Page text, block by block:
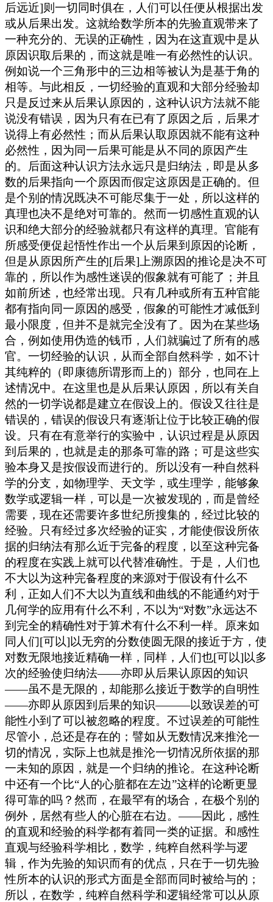
后远近]则一切同时俱在，人们可以任便从根据出发
或从后果出发。这就给数学所本的先验直观带来了
一种充分的、无误的正确性，因为在这直观中是从
原因识取后果的，而这就是唯一有必然性的认识。
例如说一个三角形中的三边相等被认为是基于角的
相等。与此相反，一切经验的直观和大部分经验却
只是反过来从后果认原因的，这种认识方法就不能
说没有错误，因为只有在已有了原因之后，后果才
说得上有必然性；而从后果认取原因就不能有这种
必然性，因为同一后果可能是从不同的原因产生
的。后面这种认识方法永远只是归纳法，即是从多
数的后果指向一个原因而假定这原因是正确的。但
是个别的情况既决不可能尽集于一处，所以这样的
真理也决不是绝对可靠的。然而一切感性直观的认
识和绝大部分的经验就都只有这样的真理。官能有
所感受便促起悟性作出一个从后果到原因的论断，
但是从原因所产生的[后果]上溯原因的推论是决不可
靠的，所以作为感性迷误的假象就有可能了；并且
如前所述，也经常出现。只有几种或所有五种官能
都有指向同一原因的感受，假象的可能性才减低到
最小限度，但并不是就完全没有了。因为在某些场
合，例如使用伪造的钱币，人们就骗过了所有的感
官。一切经验的认识，从而全部自然科学，如不计
其纯粹的（即康德所谓形而上的）部分，也同在上
述情况中。在这里也是从后果认原因，所以有关自
然的一切学说都是建立在假设上的。假设又往往是
错误的，错误的假设只有逐渐让位于比较正确的假
设。只有在有意举行的实验中，认识过程是从原因
到后果的，也就是走的那条可靠的路；可是这些实
验本身又是按假设而进行的。所以没有一种自然科
学的分支，如物理学、天文学，或生理学，能够象
数学或逻辑一样，可以是一次被发现的，而是曾经
需要，现在还需要许多世纪所搜集的，经过比较的
经验。只有经过多次经验的证实，才能使假设所依
据的归纳法有那么近于完备的程度，以至这种完备
的程度在实践上就可以代替准确性。于是，人们也
不大以为这种完备程度的来源对于假设有什么不
利，正如人们不大以为直线和曲线的不能通约对于
几何学的应用有什么不利，不以为“对数”永远达不
到完全的精确性对于算术有什么不利一样。原来如
同人们[可以]以无穷的分数使圆无限的接近于方，使
对数无限地接近精确一样，同样，人们也[可以]以多
次的经验使归纳法——亦即从后果认原因的知识
——虽不是无限的，却能那么接近于数学的自明性
——亦即从原因到后果的知识———以致误差的可
能性小到了可以被忽略的程度。不过误差的可能性
尽管小，总还是存在的；譬如从无数情况来推沦一
切的情况，实际上也就是推沦一切情况所依据的那
一未知的原因，就是一个归纳的推论。在这种论断
中还有一个比“人的心脏都在左边”这样的论断更显
得可靠的吗？然而，在最罕有的场合，在极个别的
例外，居然有些人的心脏在右边。——因此，感性
的直观和经验的科学都有着同一类的证据。和感性
直观与经验科学相比，数学，纯粹自然科学与逻
辑，作为先验的知识而有的优点，只在于一切先验
性所本的认识的形式方面是全部而同时被给与的；
所以，在数学，纯粹自然科学和逻辑经常可以从原